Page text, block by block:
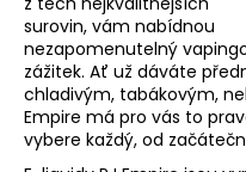
surovin, vám nabídnou
nezapomenutelný
zážitek. Ať už dáváte
chladivým, tabákovým,
Empire má pro vás to
vybere každý, od
p
o
t
ř
e